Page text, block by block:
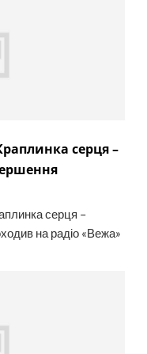
серця –
серця –
на радіо «Вежа»